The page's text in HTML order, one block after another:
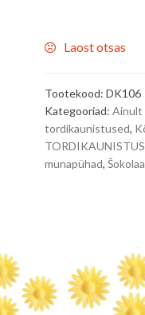
Laost otsas
Tootekood: DK106
Kategooriad: Ainult
tordikaunistused,
munapühad,